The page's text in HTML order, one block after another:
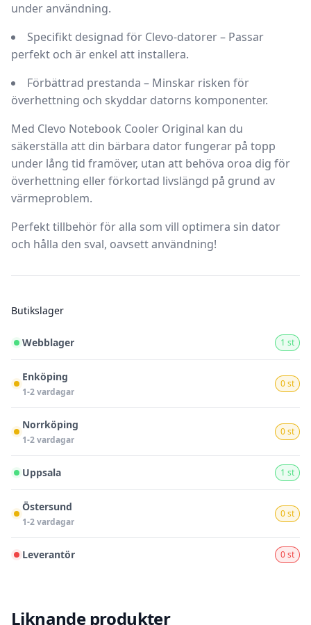
under användning.
Specifikt designad för Clevo-datorer– Passar
perfekt och är enkel att installera.
Förbättrad prestanda – Minskar risken för
överhettning och skyddar datorns komponenter.
Med Clevo Notebook Cooler Original kan du
säkerställa att din bärbara dator fungerar på topp
under lång tid framöver, utan att behöva oroa dig för
överhettning eller förkortad livslängd på grund av
värmeproblem.
Perfekt tillbehör för alla som vill optimera sin dator
och hålla den sval, oavsett användning!
Butikslager
Webblager 1 st
Enköping
1-2 vardagar
0 st
Norrköping
1-2 vardagar
0 st
Uppsala 1 st
Östersund
1-2 vardagar
0 st
Leverantör 0 st
Liknande produkter